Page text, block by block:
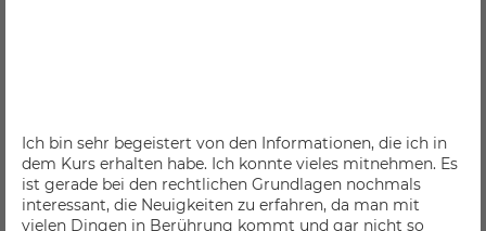
Ich bin sehr begeistert von den Informationen, die ich in
dem Kurs erhalten habe. Ich konnte vieles mitnehmen. Es
ist gerade bei den rechtlichen Grundlagen nochmals
interessant, die Neuigkeiten zu erfahren, da man mit
vielen Dingen in Berührung kommt und gar nicht so